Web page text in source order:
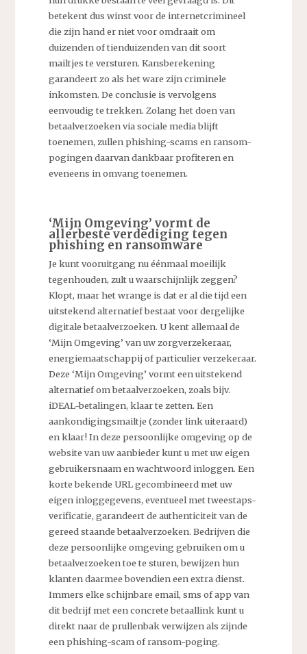
betekent dus winst voor de internetcrimineel
die zijn hand er niet voor omdraait om
duizenden of tienduizenden van dit soort
mailtjes te versturen. Kansberekening
garandeert zo als het ware zijn criminele
inkomsten. De conclusie is vervolgens
eenvoudig te trekken. Zolang het doen van
betaalverzoeken via sociale media blijft
toenemen, zullen phishing-scams en ransom-
pogingen daarvan dankbaar profiteren en
eveneens in omvang toenemen.
‘Mijn Omgeving’ vormt de
allerbeste verdediging tegen
phishing en ransomware
Je kunt vooruitgang nu éénmaal moeilijk
tegenhouden, zult u waarschijnlijk zeggen?
Klopt, maar het wrange is dat er al die tijd een
uitstekend alternatief bestaat voor dergelijke
digitale betaalverzoeken. U kent allemaal de
‘Mijn Omgeving’ van uw zorgverzekeraar,
energiemaatschappij of particulier verzekeraar.
Deze ‘Mijn Omgeving’ vormt een uitstekend
alternatief om betaalverzoeken, zoals bijv.
iDEAL-betalingen, klaar te zetten. Een
aankondigingsmailtje (zonder link uiteraard)
en klaar! In deze persoonlijke omgeving op de
website van uw aanbieder kunt u met uw eigen
gebruikersnaam en wachtwoord inloggen. Een
korte bekende URL gecombineerd met uw
eigen inloggegevens, eventueel met tweestaps-
verificatie, garandeert de authenticiteit van de
gereed staande betaalverzoeken. Bedrijven die
deze persoonlijke omgeving gebruiken om u
betaalverzoeken toe te sturen, bewijzen hun
klanten daarmee bovendien een extra dienst.
Immers elke schijnbare email, sms of app van
dit bedrijf met een concrete betaallink kunt u
direkt naar de prullenbak verwijzen als zijnde
een phishing-scam of ransom-poging.